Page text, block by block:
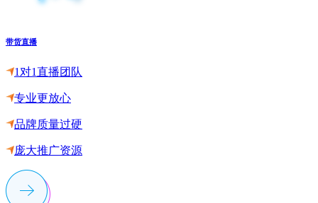
带货直播
1对1直播团队
专业更放心
品牌质量过硬
庞大推广资源